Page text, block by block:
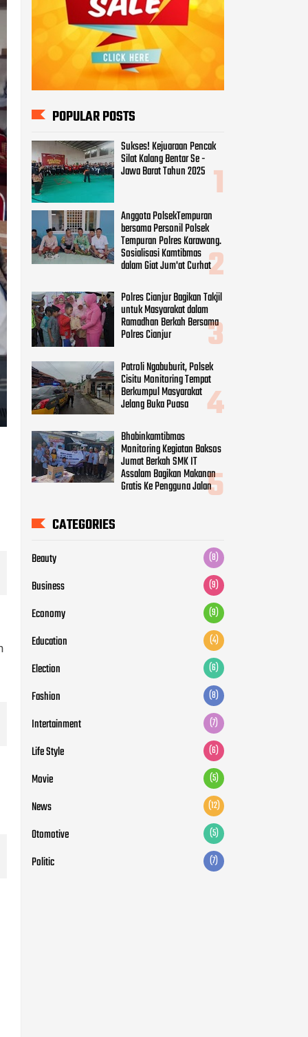
POPULAR POSTS
Sukses! Kejuaraan Pencak
Silat Kalang Bentar Se -
Jawa Barat Tahun 2025
Anggota PolsekTempuran
bersama Personil Polsek
Tempuran Polres Karawang.
Sosialisasi Kamtibmas
dalam Giat Jum'at Curhat
Polres Cianjur Bagikan Takjil
untuk Masyarakat dalam
Ramadhan Berkah Bersama
Polres Cianjur
Patroli Ngabuburit, Polsek
Cisitu Monitoring Tempat
Berkumpul Masyarakat
Jelang Buka Puasa
Bhabinkamtibmas
Monitoring Kegiatan Baksos
Jumat Berkah SMK IT
Assalam Bagikan Makanan
Gratis Ke Pengguna Jalan
CATEGORIES
Beauty (8)
Business (9)
Economy (9)
Education (4)
Election (6)
Fashion (8)
Intertainment (7)
Life Style (6)
Movie (5)
News (12)
Otomotive (5)
Politic (7)